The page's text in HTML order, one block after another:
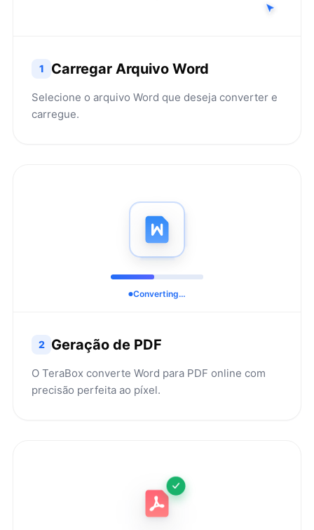
1 Carregar Arquivo Word
Selecione o arquivo Word que deseja converter e
carregue.
Converting…
2 Geração de PDF
O TeraBox converte Word para PDF online com
precisão perfeita ao píxel.